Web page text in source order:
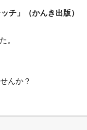
チ」 （かんき出版）
。
んか？